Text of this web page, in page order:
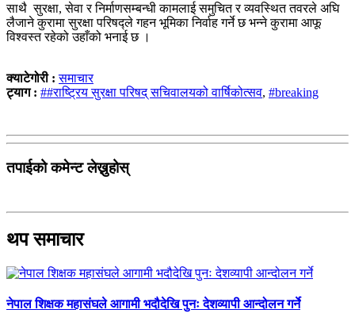
साथै सुरक्षा, सेवा र निर्माणसम्बन्धी कामलाई समुचित र व्यवस्थित तवरले अघि
लैजाने कुरामा सुरक्षा परिषद्ले गहन भूमिका निर्वाह गर्ने छ भन्ने कुरामा आफू
विश्वस्त रहेको उहाँको भनाई छ ।
क्याटेगोरी :समाचार
ट्याग : ##राष्ट्रिय सुरक्षा परिषद् सचिवालयको वार्षिकोत्सव, #breaking
तपाईको कमेन्ट लेख्नुहोस्
थप समाचार
नेपाल शिक्षक महासंघले आगामी भदौदेखि पुनः देशव्यापी आन्दोलन गर्ने